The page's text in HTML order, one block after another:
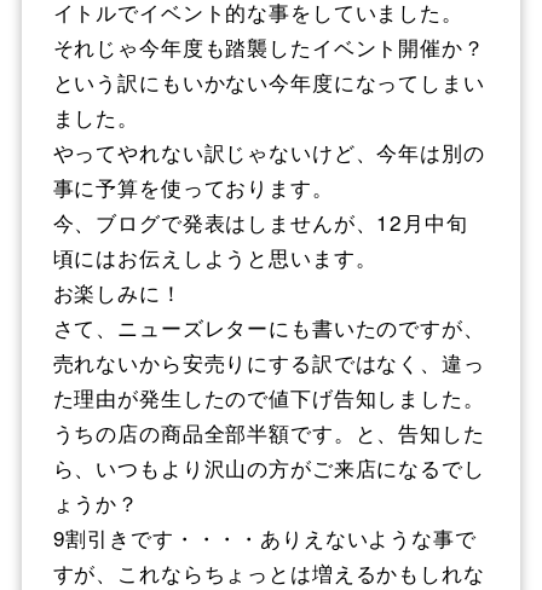
イトルでイベント的な事をしていました。
それじゃ今年度も踏襲したイベント開催か？
という訳にもいかない今年度になってしまい
ました。
やってやれない訳じゃないけど、今年は別の
事に予算を使っております。
今、ブログで発表はしませんが、12月中旬
頃にはお伝えしようと思います。
お楽しみに！
さて、ニューズレターにも書いたのですが、
売れないから安売りにする訳ではなく、違っ
た理由が発生したので値下げ告知しました。
うちの店の商品全部半額です。と、告知した
ら、いつもより沢山の方がご来店になるでし
ょうか？
9割引きです・・・・ありえないような事で
すが、これならちょっとは増えるかもしれな